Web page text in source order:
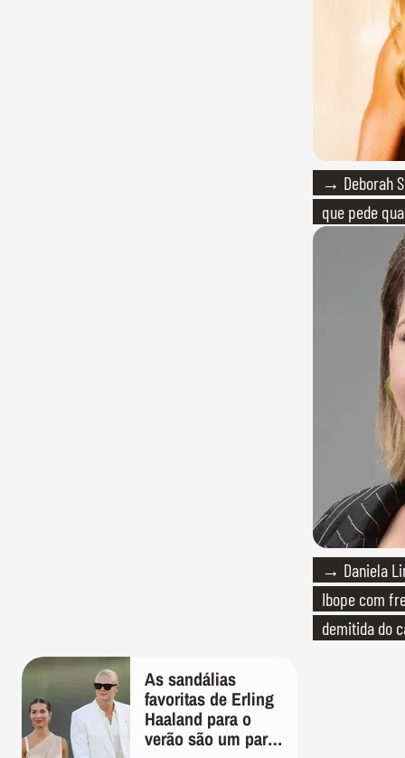
→ Deborah
que pede
→ Daniela
Ibope com
demitida do
As sandálias
favoritas de Erling
Haaland para o
verão são um par